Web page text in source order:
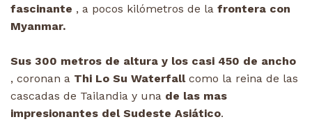
fascinante , a pocos kilómetros de la frontera con
Myanmar.
Sus 300 metros de altura y los casi 450 de ancho
, coronan a Thi Lo Su Waterfallcomo la reina de las
cascadas de Tailandia y una de las mas
impresionantes del Sudeste Asiático.